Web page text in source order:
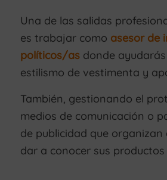
Una de las salidas
es trabajar como asesor de
políticos/asdonde
estilismo de vestimenta y
También, gestionando el
medios de comunicación o
de publicidad que
dar a conocer sus